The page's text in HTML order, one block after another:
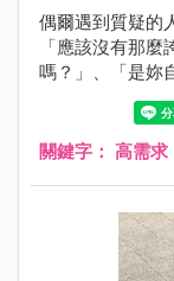
偶爾遇到質疑的
「應該沒有那
嗎？」、「是妳
因為他人的言
己經歷過什麼
他們不用對妳或
關鍵字： 高需求